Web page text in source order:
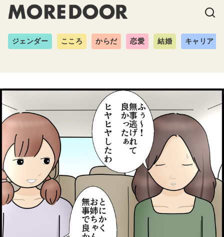
ジェンダー こころ からだ 恋愛 結婚 キャリア